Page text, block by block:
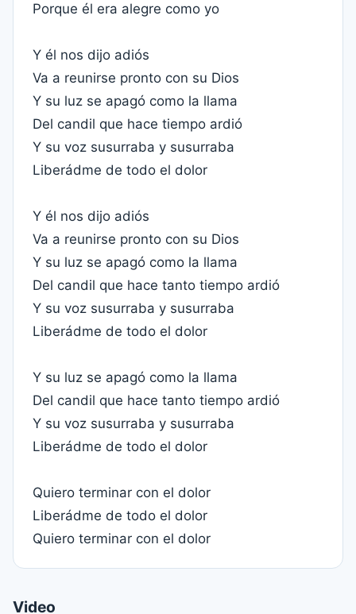
Porque él era alegre como yo
Y él nos dijo adiós
Va a reunirse pronto con su Dios
Y su luz se apagó como la llama
Del candil que hace tiempo ardió
Y su voz susurraba y susurraba
Liberádme de todo el dolor
Y él nos dijo adiós
Va a reunirse pronto con su Dios
Y su luz se apagó como la llama
Del candil que hace tanto tiempo ardió
Y su voz susurraba y susurraba
Liberádme de todo el dolor
Y su luz se apagó como la llama
Del candil que hace tanto tiempo ardió
Y su voz susurraba y susurraba
Liberádme de todo el dolor
Quiero terminar con el dolor
Liberádme de todo el dolor
Quiero terminar con el dolor
Video